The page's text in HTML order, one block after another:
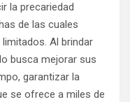
la precariedad
de las cuales
Al brindar
busca mejorar sus
garantizar la
se ofrece a miles de